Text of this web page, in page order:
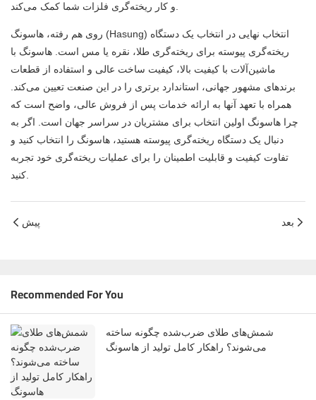
و کار ریخته‌گری فلزات شما کمک می‌کند.
روی هم رفته، هاسونگ (Hasung) انتخاب نهایی در انتخاب یک دستگاه
ریخته‌گری پیوسته برای ریخته‌گری طلا، نقره یا مس است. هاسونگ با
ماشین‌آلات با کیفیت بالا، کیفیت ساخت عالی و استفاده از قطعات
برندهای مشهور جهانی، استاندارد برتری را در این صنعت تعیین می‌کند.
همراه با تعهد آنها به ارائه خدمات پس از فروش عالی، واضح است که
چرا هاسونگ اولین انتخاب برای مشتریان در سراسر جهان است. اگر به
دنبال یک دستگاه ریخته‌گری پیوسته هستید، هاسونگ را انتخاب کنید و
تفاوت کیفیت و قابلیت اطمینان را برای عملیات ریخته‌گری خود تجربه
کنید.
پیش بعد
Recommended For You
شمش‌های طلای ضرب‌شده چگونه ساخته
می‌شوند؟ راهکار کامل تولید از هاسونگ